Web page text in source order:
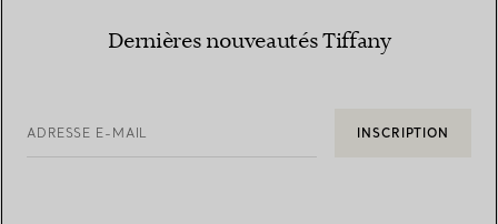
Dernières nouveautés Tiffany
ADRESSE E-MAIL INSCRIPTION